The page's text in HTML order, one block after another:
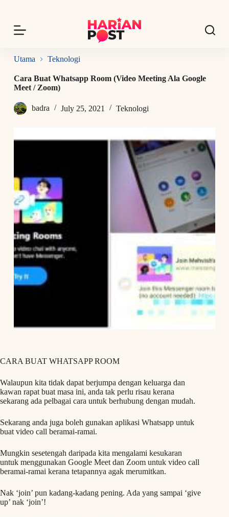
p
o
n
n
Utama Teknologi
Cara Buat Whatsapp Room (Video Meeting Ala Google
Meet / Zoom)
badra July 25, 2021 Teknologi
CARA BUAT WHATSAPP ROOM
Walaupun kita tidak dapat berjumpa dengan keluarga dan
kawan rapat buat masa ini, anda tak perlu risau kerana
sekarang ada pelbagai cara untuk berhubung dengan mudah.
Sekarang anda juga boleh gunakan aplikasi Whatsapp untuk
buat video call beramai-ramai.
Mungkin sesetengah daripada kita mengalami kesukaran
untuk menggunakan Google Meet dan Zoom untuk video call
beramai-ramai kerana tetapannya agak merumitkan.
Nak ‘join’ pun kadang-kadang pening. Ada yang sampai ‘give
up’ nak ‘join’!